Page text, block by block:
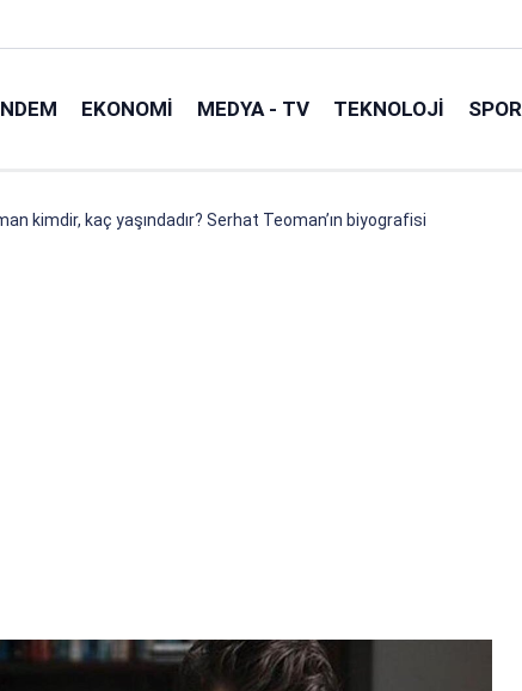
EKONOMI MEDYA - TV TEKNOLOJI SPOR
kimdir, kaç yaşındadır? Serhat Teoman’ın biyografisi